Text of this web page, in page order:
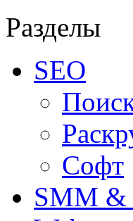
Разделы
SEO
Софт
SMM &